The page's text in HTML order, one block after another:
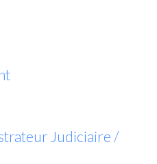
Judiciaire /